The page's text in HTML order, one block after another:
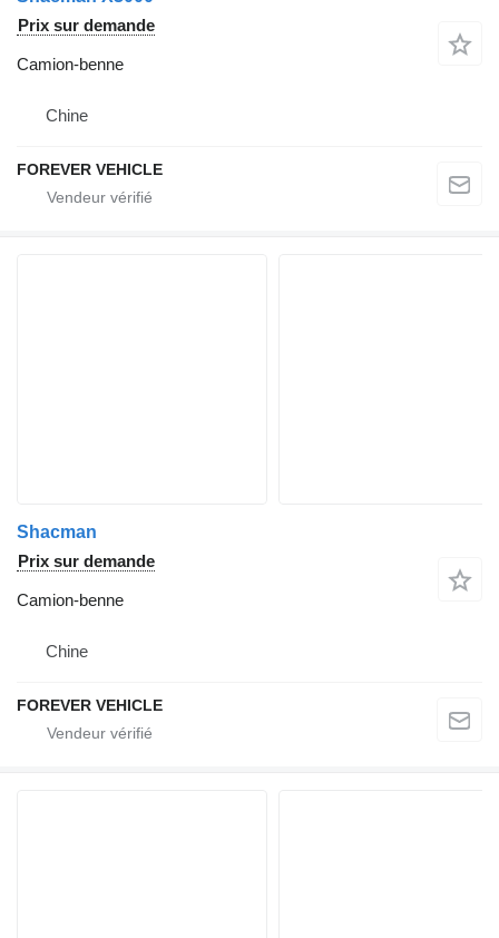
Prix sur demande
Camion-benne
Chine
FOREVER VEHICLE
Shacman
Prix sur demande
Camion-benne
Chine
FOREVER VEHICLE